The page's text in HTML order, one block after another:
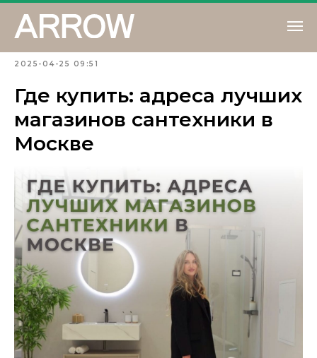
2025-04-25 09:51
Где купить: адреса лучших
магазинов сантехники в
Москве